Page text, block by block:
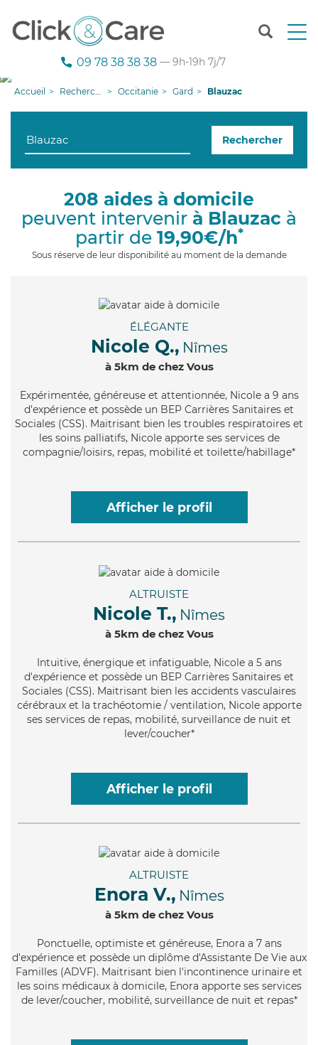
T
n
g
09 78 38 38 38 — 9h-19h 7j/7
Accueil Recherche aide à domicile Occitanie Gard Blauzac
Rechercher
208 aides à domicile
peuvent intervenir à Blauzac à
partir de 19,90€/h*
Sous réserve de leur disponibilité au moment de la demande
ÉLÉGANTE
Nicole Q., Nîmes
à 5km de chez Vous
Expérimentée, généreuse et attentionnée, Nicole a 9 ans
d'expérience et possède un BEP Carrières Sanitaires et
Sociales (CSS). Maitrisant bien les troubles respiratoires et
les soins palliatifs, Nicole apporte ses services de
compagnie/loisirs, repas, mobilité et toilette/habillage*
Afficher le profil
ALTRUISTE
Nicole T., Nîmes
à 5km de chez Vous
Intuitive, énergique et infatiguable, Nicole a 5 ans
d'expérience et possède un BEP Carrières Sanitaires et
Sociales (CSS). Maitrisant bien les accidents vasculaires
cérébraux et la trachéotomie / ventilation, Nicole apporte
ses services de repas, mobilité, surveillance de nuit et
lever/coucher*
Afficher le profil
ALTRUISTE
Enora V., Nîmes
à 5km de chez Vous
Ponctuelle, optimiste et généreuse, Enora a 7 ans
d'expérience et possède un diplôme d'Assistante De Vie aux
Familles (ADVF). Maitrisant bien l'incontinence urinaire et
les soins médicaux à domicile, Enora apporte ses services
de lever/coucher, mobilité, surveillance de nuit et repas*